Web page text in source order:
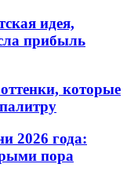
идея,
прибыль
которые
2026 года:
пора